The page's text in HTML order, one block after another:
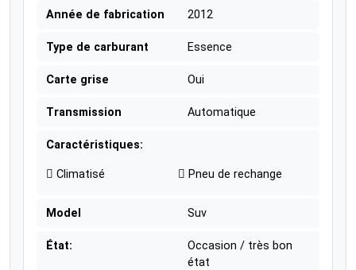
Année de fabrication 2012
Type de carburant Essence
Carte grise Oui
Transmission Automatique
Caractéristiques:
Climatisé Pneu de rechange
Model Suv
État:
Occasion / très bon
état